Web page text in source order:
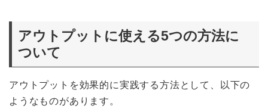
アウトプットに使える5つの方法に
ついて
アウトプットを効果的に実践する方法として、以下の
ようなものがあります。